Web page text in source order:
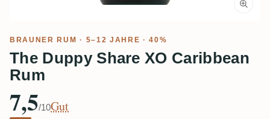
BRAUNER RUM · 5–12 JAHRE · 40%
The Duppy Share XO Caribbean
Rum
7,5/10Gut